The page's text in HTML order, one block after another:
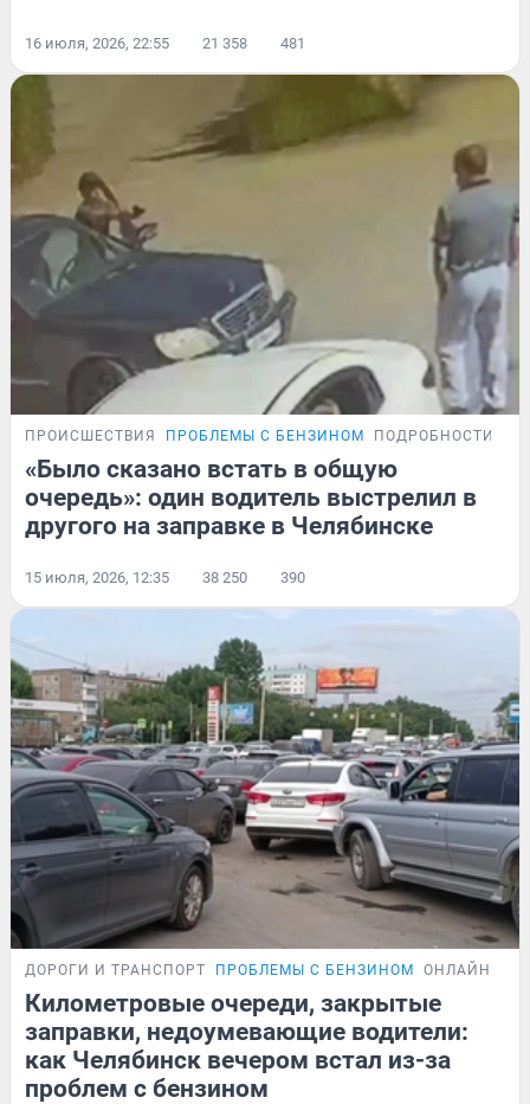
16 июля, 2026, 22:55 21 358 481
ПРОИСШЕСТВИЯ ПРОБЛЕМЫ С БЕНЗИНОМ ПОДРОБНОСТИ
«Было сказано встать в общую
очередь»: один водитель выстрелил в
другого на заправке в Челябинске
15 июля, 2026, 12:35 38 250 390
ДОРОГИ И ТРАНСПОРТ ПРОБЛЕМЫ С БЕНЗИНОМ ОНЛАЙН-
Километровые очереди, закрытые
заправки, недоумевающие водители:
как Челябинск вечером встал из-за
проблем с бензином